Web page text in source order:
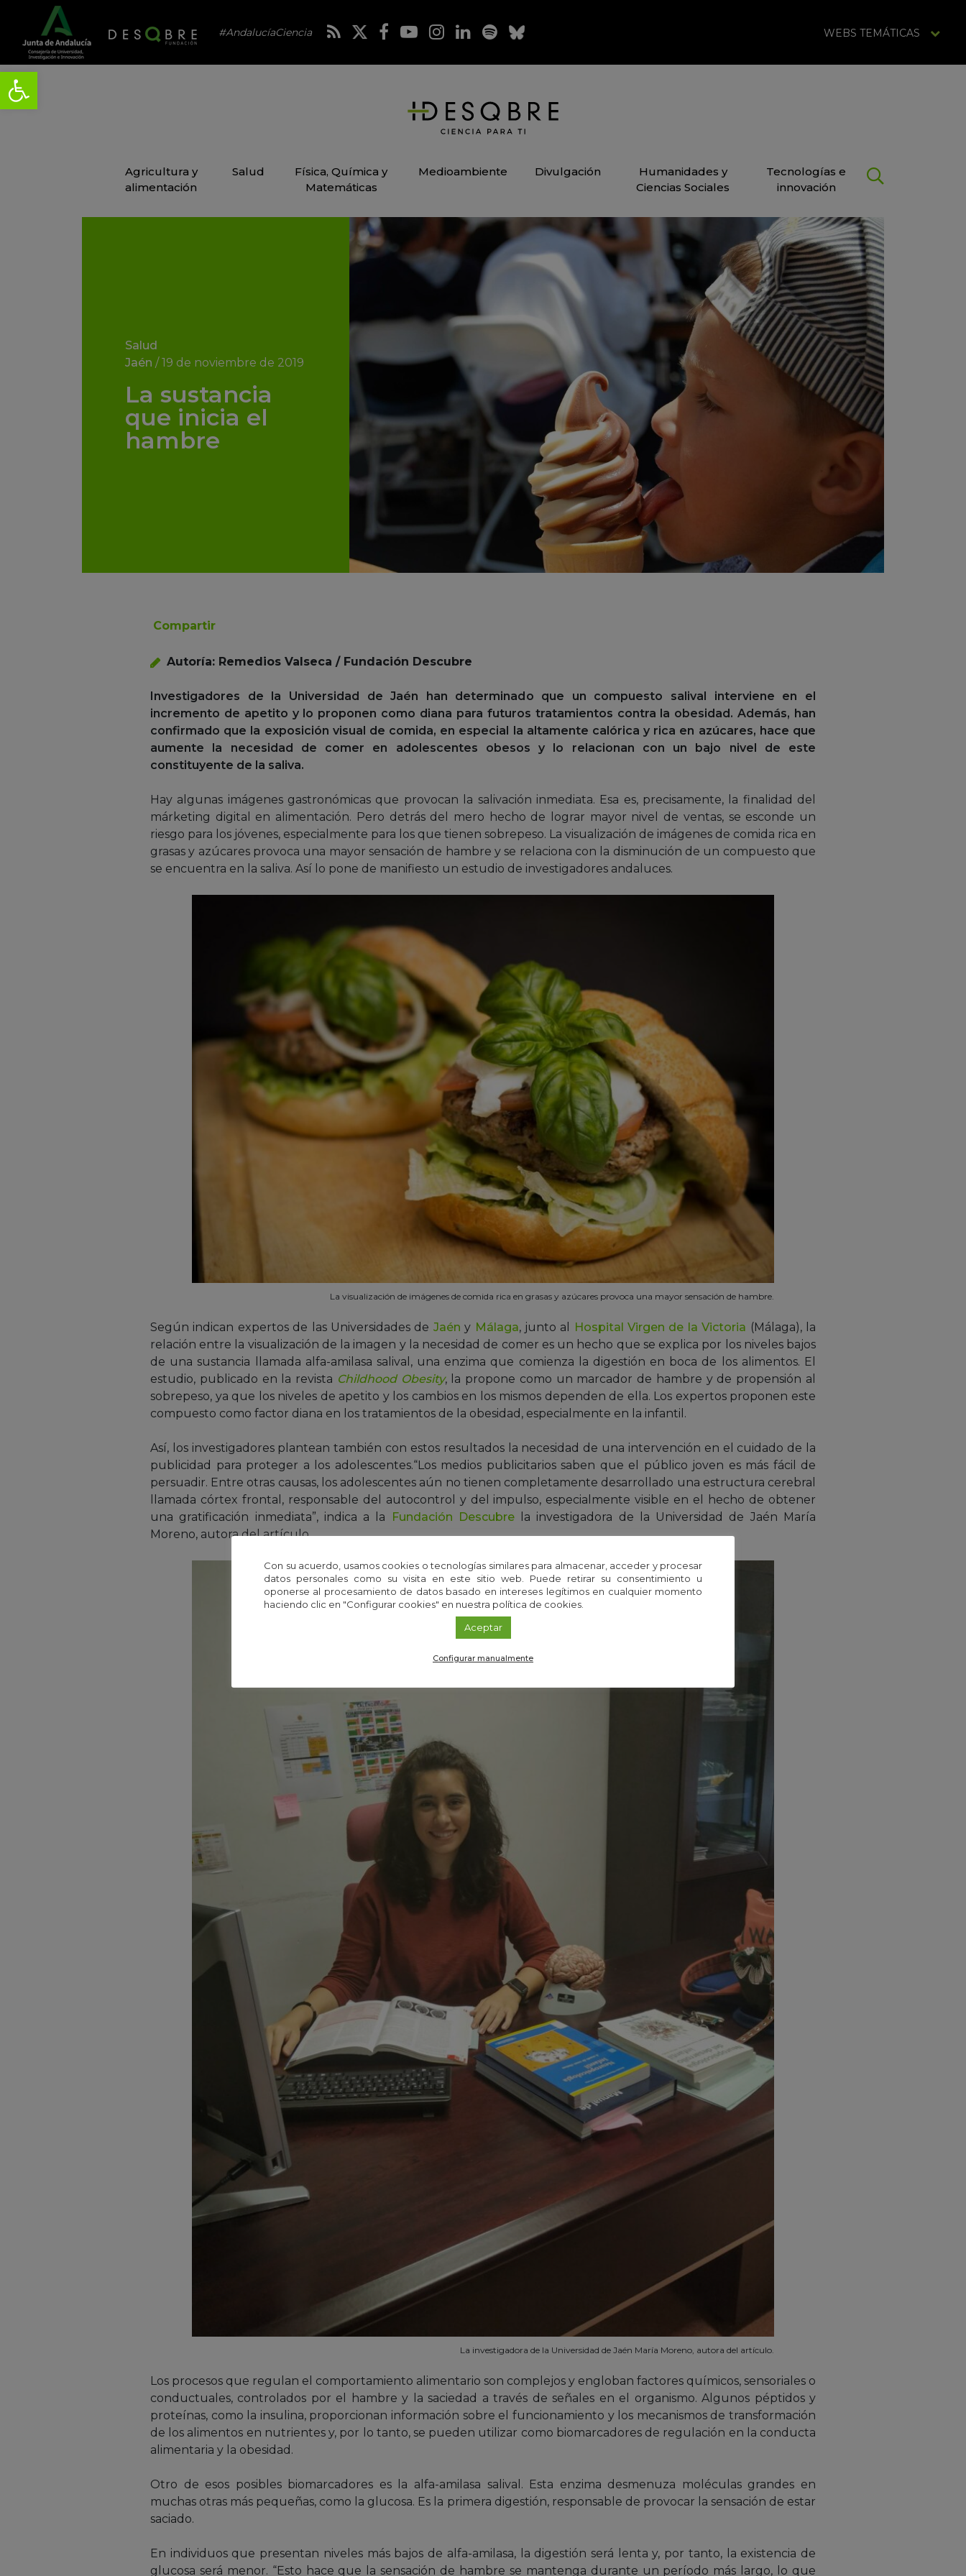
#AndalucíaCiencia WEBS TEMÁTICAS
Agricultura y
alimentación
Salud
Física, Química y
Matemáticas
Medioambiente Divulgación
Humanidades y
Ciencias Sociales
Tecnologías e
innovación
Salud
Jaén /19 de noviembre de 2019
La sustancia
que inicia el
hambre
Compartir
Autoría: Remedios Valseca / Fundación Descubre
Investigadores de la Universidad de Jaén han determinado que un compuesto salival interviene en el
incremento de apetito y lo proponen como diana para futuros tratamientos contra la obesidad. Además, han
confirmado que la exposición visual de comida, en especial la altamente calórica y rica en azúcares, hace que
aumente la necesidad de comer en adolescentes obesos y lo relacionan con un bajo nivel de este
constituyente de la saliva.
Hay algunas imágenes gastronómicas que provocan la salivación inmediata. Esa es, precisamente, la finalidad del
márketing digital en alimentación. Pero detrás del mero hecho de lograr mayor nivel de ventas, se esconde un
riesgo para los jóvenes, especialmente para los que tienen sobrepeso. La visualización de imágenes de comida rica en
grasas y azúcares provoca una mayor sensación de hambre y se relaciona con la disminución de un compuesto que
se encuentra en la saliva. Así lo pone de manifiesto un estudio de investigadores andaluces.
La visualización de imágenes de comida rica en grasas y azúcares provoca una mayor sensación de hambre.
Según indican expertos de las Universidades de Jaén y Málaga, junto al Hospital Virgen de la Victoria (Málaga), la
relación entre la visualización de la imagen y la necesidad de comer es un hecho que se explica por los niveles bajos
de una sustancia llamada alfa-amilasa salival, una enzima que comienza la digestión en boca de los alimentos. El
estudio, publicado en la revista Childhood Obesity, la propone como un marcador de hambre y de propensión al
sobrepeso, ya que los niveles de apetito y los cambios en los mismos dependen de ella. Los expertos proponen este
compuesto como factor diana en los tratamientos de la obesidad, especialmente en la infantil.
Así, los investigadores plantean también con estos resultados la necesidad de una intervención en el cuidado de la
publicidad para proteger a los adolescentes.“Los medios publicitarios saben que el público joven es más fácil de
persuadir. Entre otras causas, los adolescentes aún no tienen completamente desarrollado una estructura cerebral
llamada córtex frontal, responsable del autocontrol y del impulso, especialmente visible en el hecho de obtener
una gratificación inmediata”, indica a la
Fundación Descubrela investigadora de la Universidad de Jaén María
Moreno, autora del artículo.
La investigadora de la Universidad de Jaén María Moreno, autora del artículo.
Los procesos que regulan el comportamiento alimentario son complejos y engloban factores químicos, sensoriales o
conductuales, controlados por el hambre y la saciedad a través de señales en el organismo. Algunos péptidos y
proteínas, como la insulina, proporcionan información sobre el funcionamiento y los mecanismos de transformación
de los alimentos en nutrientes y, por lo tanto, se pueden utilizar como biomarcadores de regulación en la conducta
alimentaria y la obesidad.
Otro de esos posibles biomarcadores es la alfa-amilasa salival. Esta enzima desmenuza moléculas grandes en
muchas otras más pequeñas, como la glucosa. Es la primera digestión, responsable de provocar la sensación de estar
saciado.
En individuos que presentan niveles más bajos de alfa-amilasa, la digestión será lenta y, por tanto, la existencia de
glucosa será menor. “Esto hace que la sensación de hambre se mantenga durante un período más largo, lo que
Con su acuerdo, usamos cookies o tecnologías similares para almacenar, acceder y procesar
datos personales como su visita en este sitio web. Puede retirar su consentimiento u
oponerse al procesamiento de datos basado en intereses legítimos en cualquier momento
haciendo clic en "Configurar cookies" en nuestra política de cookies.
Aceptar
Configurar manualmente